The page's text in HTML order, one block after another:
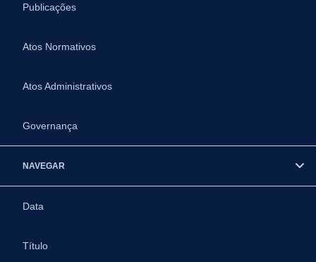
Publicações
Atos Normativos
Atos Administrativos
Governança
NAVEGAR
Data
Título